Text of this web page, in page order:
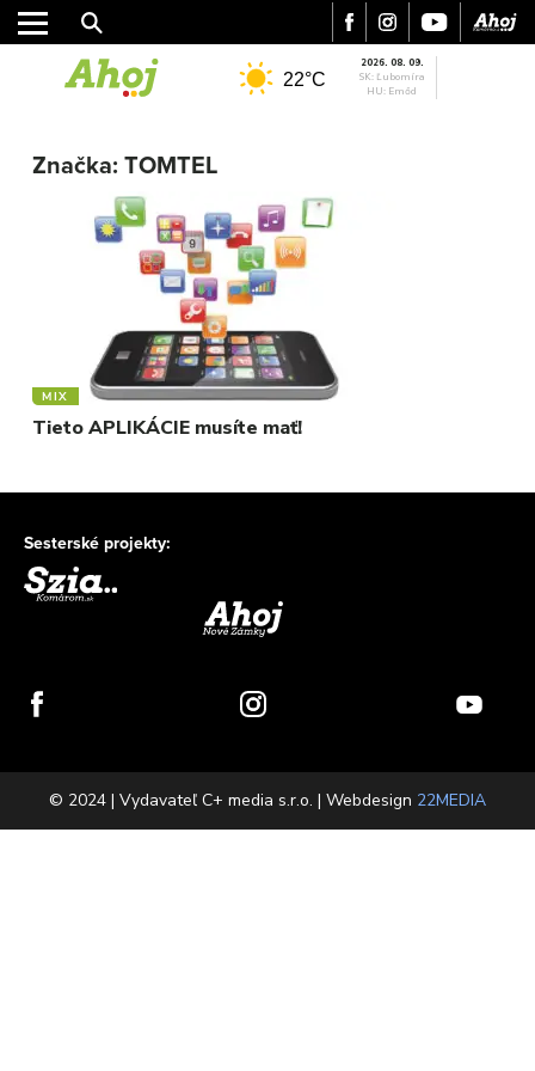
KULTÚRA
FOTKY
VIDEO
22°C
2026. 08. 09.
SK: Ľubomíra
HU: Emőd
Značka: TOMTEL
MIX
Tieto APLIKÁCIE musíte mať!
Sesterské projekty:
© 2024 | Vydavateľ C+ media s.r.o. | Webdesign 22MEDIA